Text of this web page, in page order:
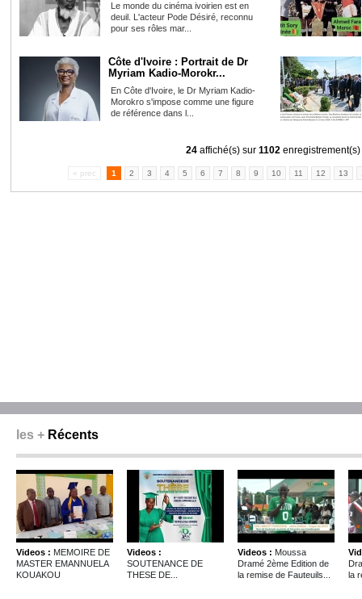
Le monde du cinéma ivoirien est en
deuil. L'acteur Pode Désiré, reconnu
pour ses rôles mar...
Côte d'Ivoire : Portrait de Dr
Myriam Kadio-Morokr...
En Côte d'Ivoire, le Dr Myriam Kadio-
Morokro s'impose comme une figure
de référence dans l...
24 affiché(s) sur 1102 enregistrement(s)
« prec 1 2 3 4 5 6 7 8 9 10 11 12 13
les + Récents
Videos : MEMOIRE DE
MASTER EMANNUELA
KOUAKOU
Videos :
SOUTENANCE DE
THESE DE...
Videos : Moussa
Dramé 2ème Edition de
la remise de Fauteuils...
la